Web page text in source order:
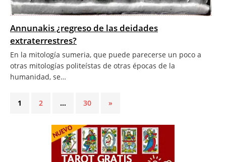
Annunakis ¿regreso de las deidades
extraterrestres?
En la mitología sumeria, que puede parecerse un poco a
otras mitologías politeístas de otras épocas de la
humanidad, se…
1 2 … 30 »